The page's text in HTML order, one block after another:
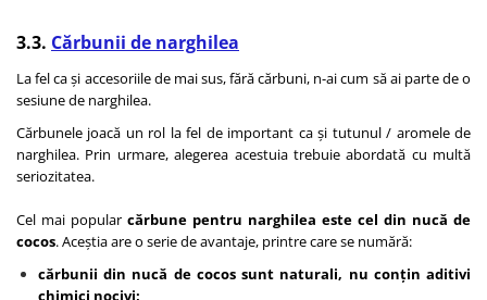
3.3. Cărbunii de narghilea
La fel ca și accesoriile de mai sus, fără cărbuni, n-ai cum să ai parte de o
sesiune de narghilea.
Cărbunele joacă un rol la fel de important ca și tutunul / aromele de
narghilea. Prin urmare, alegerea acestuia trebuie abordată cu multă
seriozitatea.
Cel mai popular cărbune pentru narghilea este cel din nucă de
cocos. Aceștia are o serie de avantaje, printre care se numără:
cărbunii din nucă de cocos sunt naturali, nu conțin aditivi
chimici nocivi;